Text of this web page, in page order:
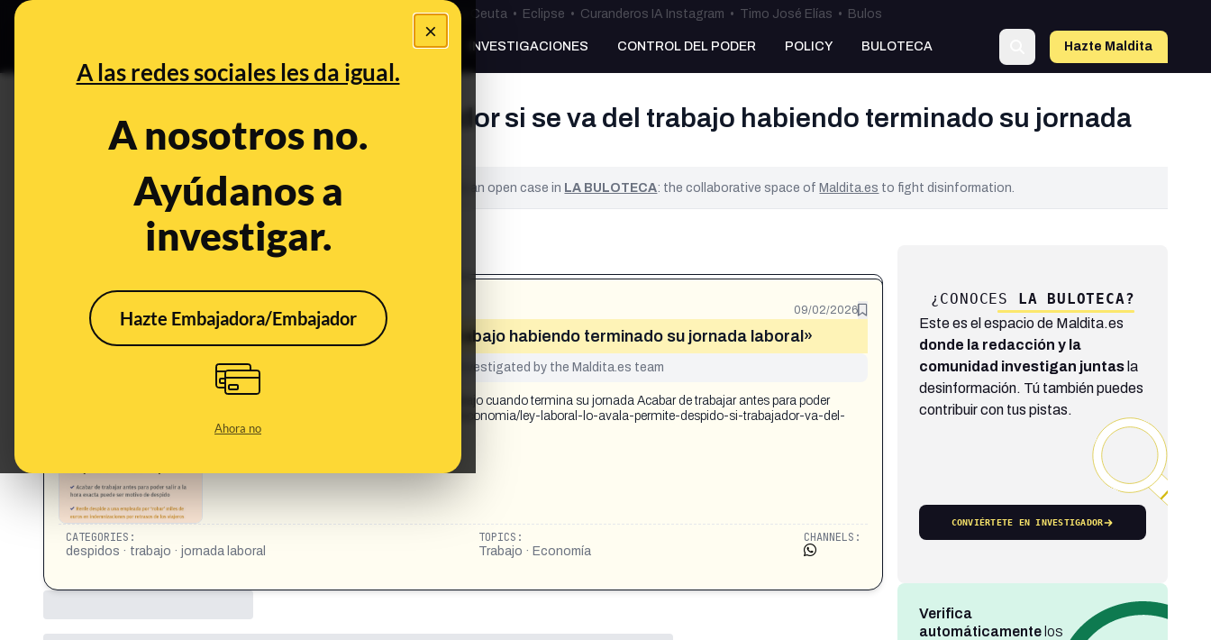
×
A las redes sociales les da igual.
A nosotros no.
Ayúdanos a
investigar.
Hazte Embajadora/Embajador
Ahora no
Especial Ceuta•Bulos Ceuta • Eclipse • Curanderos IA Instagram • Timo José Elías • Bulos
PREBUNKING INVESTIGACIONES CONTROL DEL PODER POLICY BULOTECA Hazte Maldita
¿Es posible despedir a un trabajador si se va del trabajo habiendo terminado su jornada
laboral?
This content has NOT yet been verified. It is an open case in LA BULOTECA: the collaborative space ofMaldita.es to fight disinformation.
What's being said: 09/02/2026
«Es posible despedir a un trabajador si se va del trabajo habiendo terminado su jornada laboral»
This content has not yet been investigated by the Maldita.es team
La ley laboral lo avala: se permite el despido si el trabajador se va del trabajo cuando termina su jornada Acabar de trabajar antes para poder
salir a la hora exacta puede ser motivo de despido https://okdiario.com/economia/ley-laboral-lo-avala-permite-despido-si-trabajador-va-del-
trabajo-cuando-termina-jornada-16200486
CATEGORIES:
despidos · trabajo · jornada laboral
TOPICS:
Trabajo · Economía
CHANNELS:
¿CONOCES LA BULOTECA?
Este es el espacio de Maldita.es
donde la redacción y la
comunidad investigan juntasla
desinformación. Tú también puedes
contribuir con tus pistas.
CONVIÉRTETE EN INVESTIGADOR
Verifica
automáticamentelos